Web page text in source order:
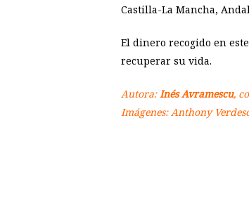
Castilla-La Mancha,
El dinero recogido en
recuperar su vida.
Autora:Inés Avramescu,
Imágenes: Anthony